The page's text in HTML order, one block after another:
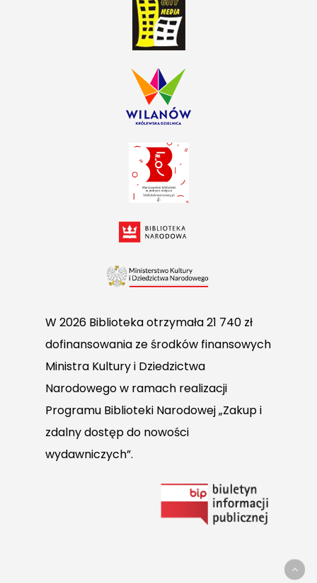
W 2026 Biblioteka otrzymała 21 740 zł
dofinansowania ze środków finansowych
Ministra Kultury i Dziedzictwa
Narodowego w ramach realizacji
Programu Biblioteki Narodowej „Zakup i
zdalny dostęp do nowości
wydawniczych”.
do